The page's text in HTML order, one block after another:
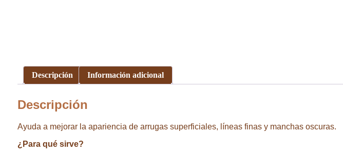
Descripción Información adicional
Descripción
Ayuda a mejorar la apariencia de arrugas superficiales, líneas finas y manchas oscuras.
¿Para qué sirve?